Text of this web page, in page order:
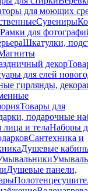
для моющих
Сувениры
Рамки для
Шкатулки,
декор
для елей
гирлянды,
Товары для
подарочные
и телаНаборы
Сантехника и
Душевые
Душевые панели,